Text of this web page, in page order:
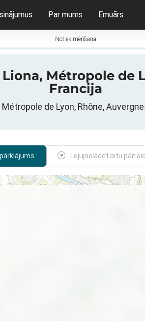
Par mums Emuārs
Notiek mērīšana
Métropole de
Francija
de Lyon, Rhône,
Lejupielādēt bitu